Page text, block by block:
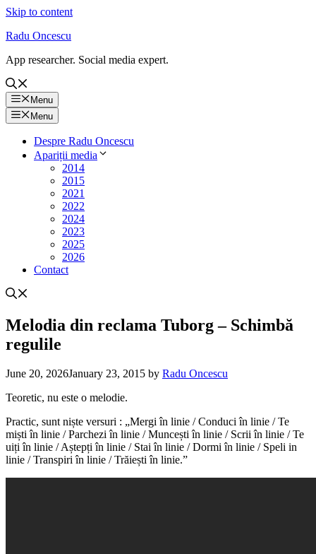
Skip to content
Radu Oncescu
App researcher. Social media expert.
Menu
Menu
Despre Radu Oncescu
Apariții media
2014
2015
2021
2022
2024
2023
2025
2026
Contact
Melodia din reclama Tuborg – Schimbă
regulile
June 20, 2026January 23, 2015 by Radu Oncescu
Teoretic, nu este o melodie.
Practic, sunt niște versuri : „Mergi în linie / Conduci în linie / Te
miști în linie / Parchezi în linie / Muncești în linie / Scrii în linie / Te
uiți în linie / Aștepți în linie / Stai în linie / Dormi în linie / Speli in
linie / Transpiri în linie / Trăiești în linie.”